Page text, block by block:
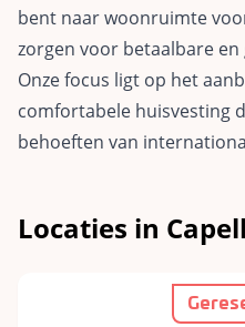
bent naar woonruimte
zorgen voor betaalbare
Onze focus ligt op het
comfortabele huisvesting
behoeften van
Locaties in